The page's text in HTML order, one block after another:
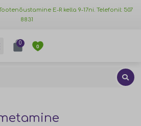
E-R kella 9-17ni. Telefonil: 507
8831
0
0